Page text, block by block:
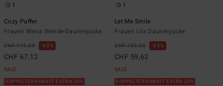
1
Cozy Puffer
Frauen Weiss Wende-Daunenjacke
CHF 179,00 63%
CHF 67,12
SALE
DOPPELTER RABATT EXTRA 25%
1
Let Me Smile
Frauen Lila Daunenjacke
CHF 159,00 63%
CHF 59,62
SALE
DOPPELTER RABATT EXTRA 25%